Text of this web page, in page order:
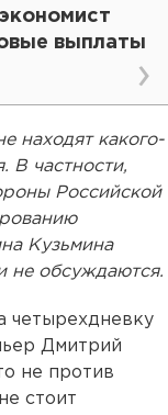
выплаты
находят какого-
В частности,
Российской
Кузьмина
не обсуждаются.
четырехдневку
Дмитрий
не против
стоит